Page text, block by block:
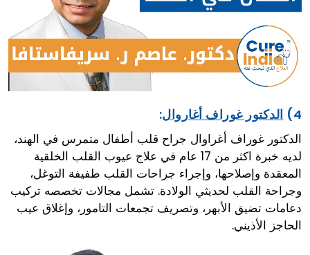
4) الدكتور غوراف أغاروال:
الدكتور غوراف أغراوال جراح قلب أطفال متمرس في الهند،
لديه خبرة اكثر من 17 عام في علاج عيوب القلب الخلقية
المعقدة وإصلاحها، وإجراء جراحات القلب طفيفة التوغل،
وجراحة القلب لحديثي الولادة. تشمل مجالات تخصصه تركيب
دعامات تضيق الأبهر، وتصريف تجمعات التامور، وإغلاق عيب
الحاجز الأذيني.